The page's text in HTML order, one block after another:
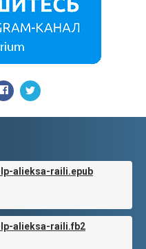
alieksa-raili.epub
alieksa-raili.fb2